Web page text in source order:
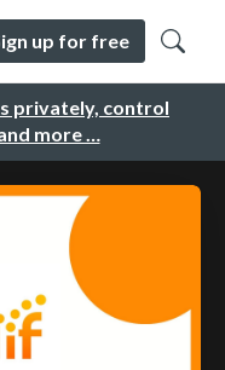
privately, control
more …
up for free